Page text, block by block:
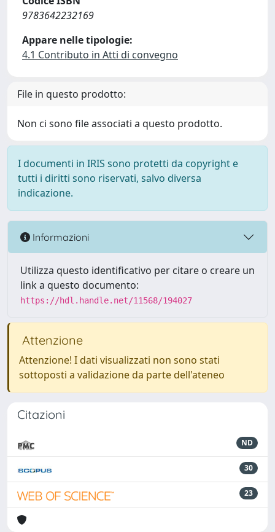
9783642232169
Appare nelle tipologie:
4.1 Contributo in Atti di convegno
File in questo prodotto:
Non ci sono file associati a questo prodotto.
I documenti in IRIS sono protetti da copyright e
tutti i diritti sono riservati, salvo diversa
indicazione.
Informazioni
Utilizza questo identificativo per citare o creare un
link a questo documento:
https://hdl.handle.net/11568/194027
Attenzione
Attenzione! I dati visualizzati non sono stati
sottoposti a validazione da parte dell'ateneo
Citazioni
ND
30
23